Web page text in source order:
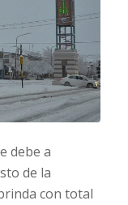
debe a
de la
con total